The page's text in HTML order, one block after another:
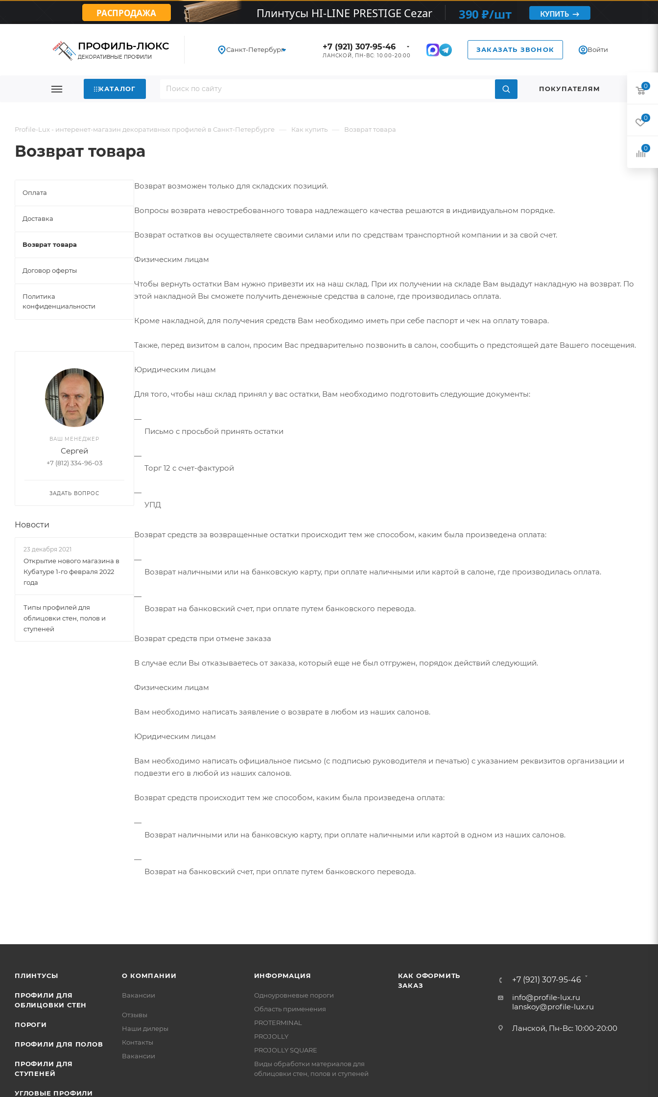
ПРОФИЛЬ-ЛЮКС
ДЕКОРАТИВНЫЕ ПРОФИЛИ
Санкт-Петербург +7 (921) 307-95-46
ЛАНСКОЙ, ПН-ВС: 10:00-20:00
ЗАКАЗАТЬ ЗВОНОК Войти
КАТАЛОГ ПОКУПАТЕЛЯМ
Profile-Lux - интеренет-магазин декоративных профилей в Санкт-Петербурге — Как купить — Возврат товара
Возврат товара
Возврат возможен только для складских позиций.
Вопросы возврата невостребованного товара надлежащего качества решаются в индивидуальном порядке.
Возврат остатков вы осуществляете своими силами или по средствам транспортной компании и за свой счет.
Физическим лицам
Чтобы вернуть остатки Вам нужно привезти их на наш склад. При их получении на складе Вам выдадут накладную на возврат. По
этой накладной Вы сможете получить денежные средства в салоне, где производилась оплата.
Кроме накладной, для получения средств Вам необходимо иметь при себе паспорт и чек на оплату товара.
Также, перед визитом в салон, просим Вас предварительно позвонить в салон, сообщить о предстоящей дате Вашего посещения.
Юридическим лицам
Для того, чтобы наш склад принял у вас остатки, Вам необходимо подготовить следующие документы:
Письмо с просьбой принять остатки
Торг 12 с счет-фактурой
УПД
Возврат средств за возвращенные остатки происходит тем же способом, каким была произведена оплата:
Возврат наличными или на банковскую карту, при оплате наличными или картой в салоне, где производилась оплата.
Возврат на банковский счет, при оплате путем банковского перевода.
Возврат средств при отмене заказа
В случае если Вы отказываетесь от заказа, который еще не был отгружен, порядок действий следующий.
Физическим лицам
Вам необходимо написать заявление о возврате в любом из наших салонов.
Юридическим лицам
Вам необходимо написать официальное письмо (с подписью руководителя и печатью) с указанием реквизитов организации и
подвезти его в любой из наших салонов.
Возврат средств происходит тем же способом, каким была произведена оплата:
Возврат наличными или на банковскую карту, при оплате наличными или картой в одном из наших салонов.
Возврат на банковский счет, при оплате путем банковского перевода.
Оплата
Доставка
Возврат товара
Договор оферты
Политика
конфиденциальности
ВАШ МЕНЕДЖЕР
Сергей
+7 (812) 334-96-03
ЗАДАТЬ ВОПРОС
Новости
23 декабря 2021
Открытие нового магазина в
Кубатуре 1-го февраля 2022
года
Типы профилей для
облицовки стен, полов и
ступеней
ПЛИНТУСЫ
ПРОФИЛИ ДЛЯ
ОБЛИЦОВКИ СТЕН
ПОРОГИ
ПРОФИЛИ ДЛЯ ПОЛОВ
ПРОФИЛИ ДЛЯ
СТУПЕНЕЙ
УГЛОВЫЕ ПРОФИЛИ
О КОМПАНИИ
Вакансии
Отзывы
Наши дилеры
Контакты
Вакансии
ИНФОРМАЦИЯ
Одноуровневые пороги
Область применения
PROTERMINAL
PROJOLLY
PROJOLLY SQUARE
Виды обработки материалов для
облицовки стен, полов и ступеней
КАК ОФОРМИТЬ
ЗАКАЗ
+7 (921) 307-95-46
info@profile-lux.ru
lanskoy@profile-lux.ru
Ланской, Пн-Вс: 10:00-20:00
0
0
0